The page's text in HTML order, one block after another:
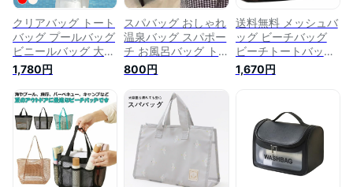
クリアバッグ トート
バッグ プールバッグ
ビニールバッグ 大容
量 透明 温泉バッグ
透明バッグ ビーチバ
ッグ 防水 レディー
ス メンズ 男女兼用
2way 肩掛け 手提げ
海水浴 スパバッグ
フェス イベント ラ
イブ セキュリティ
軽量
1,780円
スパバッグ おしゃれ
温泉バッグ スパポー
チ お風呂バッグ ト
ラベルポーチ 旅行
収納 ポーチ バッグ
ケース 洗面バッグ
800円
送料無料 メッシュバ
ッグ ビーチバッグ
ビーチトートバッグ
プールバッグ メッシ
ュ トートバッグ 軽
け 手提げ お風呂バ
ッグ ジム 温泉 銭湯
プール 砂場 水泳 海
水浴 水遊び バッグ
大きめ スイミングバ
1,670円